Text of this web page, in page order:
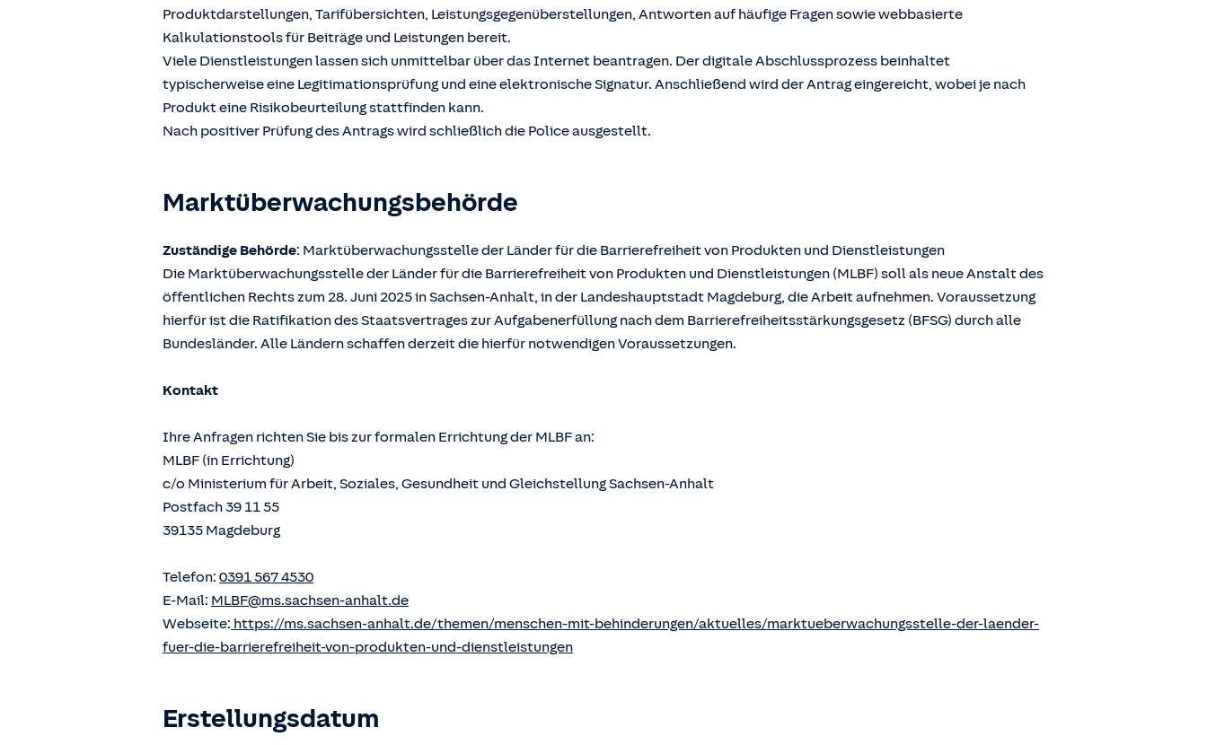
Produktdarstellungen, Tarifübersichten, Leistungsgegenüberstellungen, Antworten auf häufige Fragen sowie webbasierte
Kalkulationstools für Beiträge und Leistungen bereit.
Viele Dienstleistungen lassen sich unmittelbar über das Internet beantragen. Der digitale Abschlussprozess beinhaltet
typischerweise eine Legitimationsprüfung und eine elektronische Signatur. Anschließend wird der Antrag eingereicht, wobei je nach
Produkt eine Risikobeurteilung stattfinden kann.
Nach positiver Prüfung des Antrags wird schließlich die Police ausgestellt.
Marktüberwachungsbehörde
Zuständige Behörde: Marktüberwachungsstelle der Länder für die Barrierefreiheit von Produkten und Dienstleistungen
Die Marktüberwachungsstelle der Länder für die Barrierefreiheit von Produkten und Dienstleistungen (MLBF) soll als neue Anstalt des
öffentlichen Rechts zum 28. Juni 2025 in Sachsen-Anhalt, in der Landeshauptstadt Magdeburg, die Arbeit aufnehmen. Voraussetzung
hierfür ist die Ratifikation des Staatsvertrages zur Aufgabenerfüllung nach dem Barrierefreiheitsstärkungsgesetz (BFSG) durch alle
Bundesländer. Alle Ländern schaffen derzeit die hierfür notwendigen Voraussetzungen.
Kontakt
Ihre Anfragen richten Sie bis zur formalen Errichtung der MLBF an:
MLBF (in Errichtung)
c/o Ministerium für Arbeit, Soziales, Gesundheit und Gleichstellung Sachsen-Anhalt
Postfach 39 11 55
39135 Magdeburg
Telefon: 0391 567 4530
E-Mail: MLBF@ms.sachsen-anhalt.de
Webseite: https://ms.sachsen-anhalt.de/themen/menschen-mit-behinderungen/aktuelles/marktueberwachungsstelle-der-laender-
fuer-die-barrierefreiheit-von-produkten-und-dienstleistungen
Erstellungsdatum